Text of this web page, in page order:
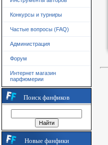
Конкурсы и турниры
Частые вопросы (FAQ)
Администрация
Форум
Интернет магазин
парфюмерии
Поиск фанфиков
Новые фанфики